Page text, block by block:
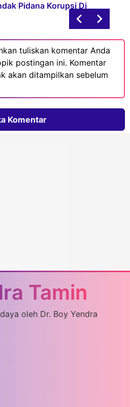
Pidana Korupsi Di
tuliskan komentar Anda
postingan ini. Komentar
akan ditampilkan sebelum
Komentar
Tamin
oleh Dr. Boy Yendra